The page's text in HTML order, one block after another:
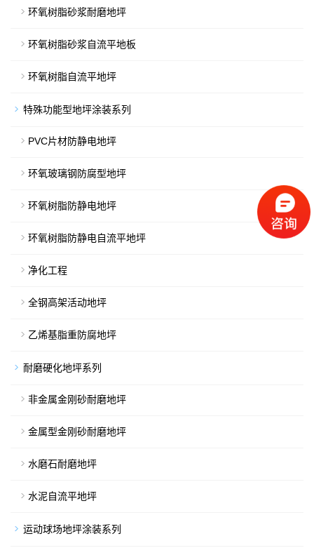
环氧树脂砂浆耐磨地坪
环氧树脂砂浆自流平地板
环氧树脂自流平地坪
特殊功能型地坪涂装系列
PVC片材防静电地坪
环氧玻璃钢防腐型地坪
环氧树脂防静电地坪
环氧树脂防静电自流平地坪
净化工程
全钢高架活动地坪
乙烯基脂重防腐地坪
耐磨硬化地坪系列
非金属金刚砂耐磨地坪
金属型金刚砂耐磨地坪
水磨石耐磨地坪
水泥自流平地坪
运动球场地坪涂装系列